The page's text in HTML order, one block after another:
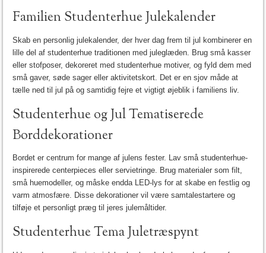
Familien Studenterhue Julekalender
Skab en personlig julekalender, der hver dag frem til jul kombinerer en
lille del af studenterhue traditionen med juleglæden. Brug små kasser
eller stofposer, dekoreret med studenterhue motiver, og fyld dem med
små gaver, søde sager eller aktivitetskort. Det er en sjov måde at
tælle ned til jul på og samtidig fejre et vigtigt øjeblik i familiens liv.
Studenterhue og Jul Tematiserede
Borddekorationer
Bordet er centrum for mange af julens fester. Lav små studenterhue-
inspirerede centerpieces eller servietringe. Brug materialer som filt,
små huemodeller, og måske endda LED-lys for at skabe en festlig og
varm atmosfære. Disse dekorationer vil være samtalestartere og
tilføje et personligt præg til jeres julemåltider.
Studenterhue Tema Juletræspynt